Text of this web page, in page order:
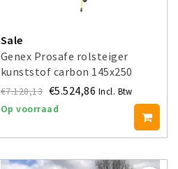
Sale
Genex Prosafe rolsteiger
kunststof carbon 145x250
werkhoogte 4 m
€7.128,13 €5.524,86 Incl. Btw
Op voorraad